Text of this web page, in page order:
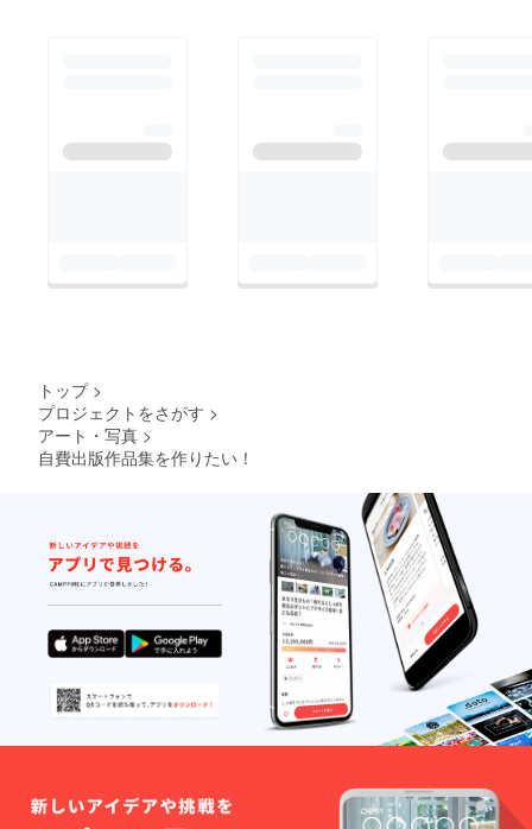
トップ >
プロジェクトをさがす >
アート・写真 >
自費出版作品集を作りたい！